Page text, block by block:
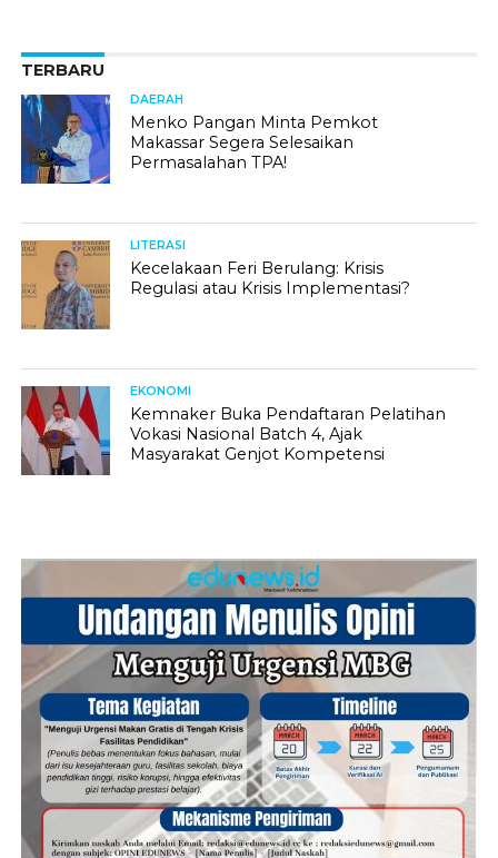
TERBARU
DAERAH
Menko Pangan Minta Pemkot
Makassar Segera Selesaikan
Permasalahan TPA!
LITERASI
Kecelakaan Feri Berulang: Krisis
Regulasi atau Krisis Implementasi?
EKONOMI
Kemnaker Buka Pendaftaran Pelatihan
Vokasi Nasional Batch 4, Ajak
Masyarakat Genjot Kompetensi